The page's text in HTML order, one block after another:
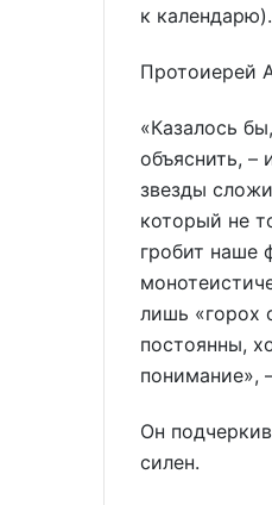
к календарю).
Протоиерей
«Казалось
объяснить, –
звезды
который не
гробит наше
лишь «горох
постоянны,
понимание»,
Он
силен.